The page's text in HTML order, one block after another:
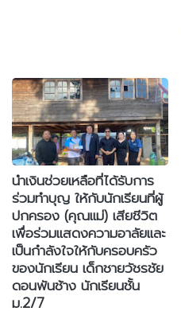
นำเงินช่วยเหลือที่ได้รับการ
ร่วมทำบุญ ให้กับนักเรียนที่ผู้
ปกครอง (คุณแม่) เสียชีวิต
เพื่อร่วมแสดงความอาลัยและ
เป็นกำลังใจให้กับครอบครัว
ของนักเรียน เด็กชายวัชรชัย
ดอนพันช้าง นักเรียนชั้น
ม.2/7